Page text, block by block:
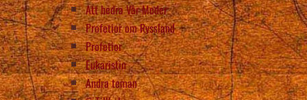
Att hedra Vår Moder
Profetior om Ryssland
Profetior
Eukaristin
Andra teman